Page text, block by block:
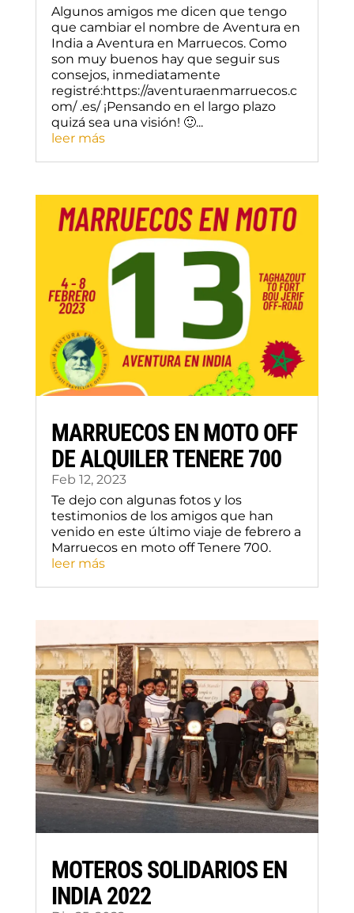
Algunos amigos me dicen que tengo
que cambiar el nombre de Aventura en
India a Aventura en Marruecos. Como
son muy buenos hay que seguir sus
consejos, inmediatamente
registré:https://aventuraenmarruecos.c
om/ .es/ ¡Pensando en el largo plazo
quizá sea una visión! 🙂...
leer más
MARRUECOS EN MOTO OFF
DE ALQUILER TENERE 700
Feb 12, 2023
Te dejo con algunas fotos y los
testimonios de los amigos que han
venido en este último viaje de febrero a
Marruecos en moto off Tenere 700.
leer más
MOTEROS SOLIDARIOS EN
INDIA 2022